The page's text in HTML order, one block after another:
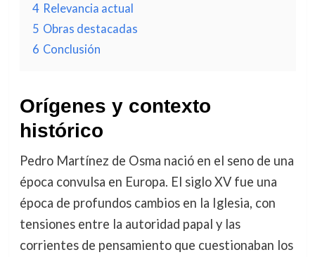
4 Relevancia actual
5 Obras destacadas
6 Conclusión
Orígenes y contexto
histórico
Pedro Martínez de Osma nació en el seno de una
época convulsa en Europa. El siglo XV fue una
época de profundos cambios en la Iglesia, con
tensiones entre la autoridad papal y las
corrientes de pensamiento que cuestionaban los